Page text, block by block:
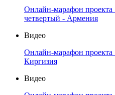
Онлайн-марафон
четвертый - Армения
Видео
Онлайн-марафон
Киргизия
Видео